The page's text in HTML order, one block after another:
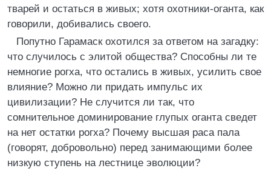
тварей и остаться в живых; хотя охотники-оганта, как
говорили, добивались своего.
Попутно Гарамаск охотился за ответом на загадку:
что случилось с элитой общества? Способны ли те
немногие рогха, что остались в живых, усилить свое
влияние? Можно ли придать импульс их
цивилизации? Не случится ли так, что
сомнительное доминирование глупых оганта сведет
на нет остатки рогха? Почему высшая раса пала
(говорят, добровольно) перед занимающими более
низкую ступень на лестнице эволюции?